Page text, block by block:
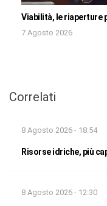
Viabilità, le riaperture
7 Agosto 2026
Correlati
8 Agosto 2026 - 18:54
Risorse idriche, più
8 Agosto 2026 - 12:30